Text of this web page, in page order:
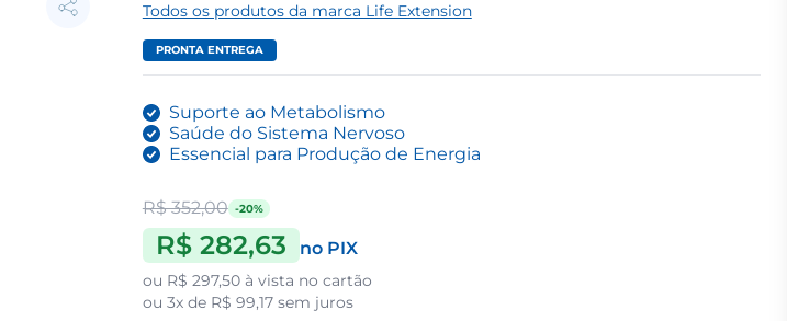
Todos os produtos da marca Life Extension
PRONTA ENTREGA
Suporte ao Metabolismo
Saúde do Sistema Nervoso
Essencial para Produção de Energia
R$ 352,00 -20%
R$ 282,63 no PIX
ou R$ 297,50à vista no cartão
ou 3x de R$ 99,17sem juros